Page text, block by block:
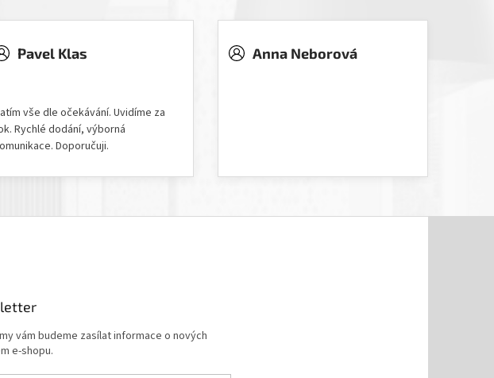
Pavel Klas
vše dle očekávání. Uvidíme za
Rychlé dodání, výborná
Doporučuji.
Anna Neborová
vám budeme zasílat informace o nových
e-shopu.